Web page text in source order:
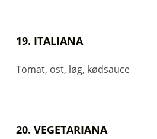
19. ITALIANA
Tomat, ost, løg, kødsauce
20. VEGETARIANA